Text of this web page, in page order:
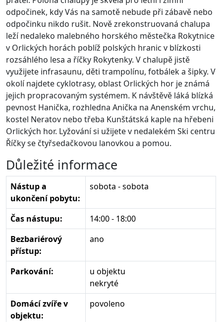
odpočinek, kdy Vás na samotě nebude při zábavě nebo
odpočinku nikdo rušit. Nově zrekonstruovaná chalupa
leží nedaleko malebného horského městečka Rokytnice
v Orlických horách poblíž polských hranic v blízkosti
rozsáhlého lesa a říčky Rokytenky. V chalupě jistě
využijete infrasaunu, děti trampolínu, fotbálek a šipky. V
okolí najdete cyklotrasy, oblast Orlických hor je známá
jejich propracovaným systémem. K návštěvě láká blízká
pevnost Hanička, rozhledna Anička na Anenském vrchu,
kostel Neratov nebo třeba Kunštátská kaple na hřebeni
Orlických hor. Lyžování si užijete v nedalekém Ski centru
Říčky se čtyřsedačkovou lanovkou a pomou.
Důležité informace
Nástup a
ukončení pobytu:
sobota - sobota
Čas nástupu:
14:00 - 18:00
Bezbariérový
přístup:
ano
Parkování:
u objektu
nekryté
Domácí zvíře v
objektu:
povoleno